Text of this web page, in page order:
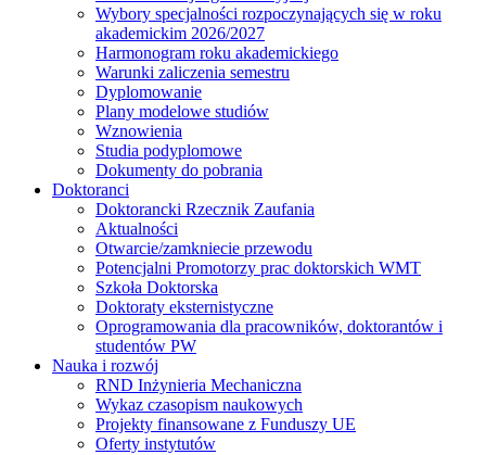
Wybory specjalności rozpoczynających się w roku
akademickim 2026/2027
Harmonogram roku akademickiego
Warunki zaliczenia semestru
Dyplomowanie
Plany modelowe studiów
Wznowienia
Studia podyplomowe
Dokumenty do pobrania
Doktoranci
Doktorancki Rzecznik Zaufania
Aktualności
Otwarcie/zamkniecie przewodu
Potencjalni Promotorzy prac doktorskich WMT
Szkoła Doktorska
Doktoraty eksternistyczne
Oprogramowania dla pracowników, doktorantów i
studentów PW
Nauka i rozwój
RND Inżynieria Mechaniczna
Wykaz czasopism naukowych
Projekty finansowane z Funduszy UE
Oferty instytutów